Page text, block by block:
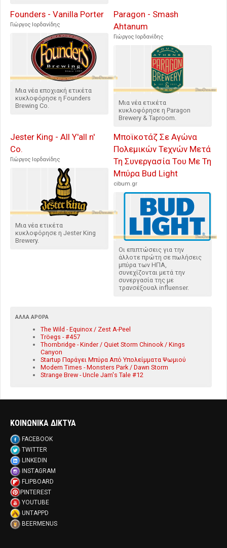
Founders - Vanilla Porter
Γιώργος Ιορδανίδης
Μια νέα εποχιακή ετικέτα
κυκλοφόρησε η Founders
Brewing Co.
Paragon - Smash
Ahtanum
Γιώργος Ιορδανίδης
Μια νέα ετικέτα
κυκλοφόρησε η Paragon
Brewery & Taproom.
Jester King - All Y'all n'
Co.
Γιώργος Ιορδανίδης
Μια νέα ετικέτα
κυκλοφόρησε η Jester King
Brewery.
Μποϊκοτάζ Σε Αγώνα
Πολεμικών Τεχνών Μετά
Τη Συνεργασία Του Με Τη
Μπύρα Bud Light
cibum.gr
Οι επιπτώσεις για την
άλλοτε πρώτη σε πωλήσεις
μπύρα των ΗΠΑ,
συνεχίζονται μετά την
συνεργασία της με
τρανσέξουαλ influenser.
ΆΛΛΑ ΆΡΘΡΑ
The Wild - Equinox / Zest A-Peel
Tröegs - #457
Thornbridge - Kinder / Quiet Storm Chinook / Kings
Canyon
Startup Παράγει Μπύρα Από Υπολείμματα Ψωμιού
Modern Times - Monsters Park / Dawn Storm
Strange Brew - Uncle Jam's Tale #12
ΚΟΙΝΩΝΙΚΑ ΔΙΚΤΥΑ
FACEBOOK
TWITTER
LINKEDIN
INSTAGRAM
FLIPBOARD
PINTEREST
YOUTUBE
UNTAPPD
BEERMENUS